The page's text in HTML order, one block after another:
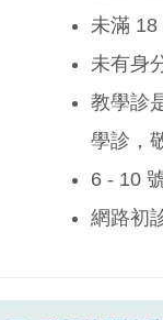
未滿 18
未有身
教學診
學診，
6 - 10
網路初